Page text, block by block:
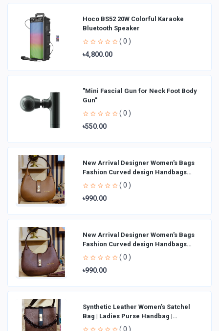
Hoco BS52 20W Colorful Karaoke
Bluetooth Speaker
( 0 )
৳4,800.00
"Mini Fascial Gun for Neck Foot Body
Gun"
( 0 )
৳550.00
New Arrival Designer Women′s Bags
Fashion Curved design Handbags
Shoulder Bag La
( 0 )
৳990.00
New Arrival Designer Women′s Bags
Fashion Curved design Handbags
Shoulder Bag La
( 0 )
৳990.00
Synthetic Leather Women's Satchel
Bag | Ladies Purse Handbag |
Handheld Bag | Sl
( 0 )